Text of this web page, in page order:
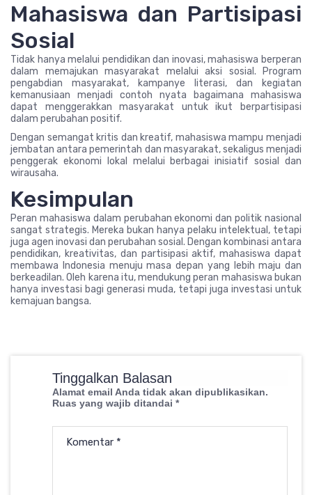
Mahasiswa dan Partisipasi
Sosial
Tidak hanya melalui pendidikan dan inovasi, mahasiswa berperan
dalam memajukan masyarakat melalui aksi sosial. Program
pengabdian masyarakat, kampanye literasi, dan kegiatan
kemanusiaan menjadi contoh nyata bagaimana mahasiswa
dapat menggerakkan masyarakat untuk ikut berpartisipasi
dalam perubahan positif.
Dengan semangat kritis dan kreatif, mahasiswa mampu menjadi
jembatan antara pemerintah dan masyarakat, sekaligus menjadi
penggerak ekonomi lokal melalui berbagai inisiatif sosial dan
wirausaha.
Kesimpulan
Peran mahasiswa dalam perubahan ekonomi dan politik nasional
sangat strategis. Mereka bukan hanya pelaku intelektual, tetapi
juga agen inovasi dan perubahan sosial. Dengan kombinasi antara
pendidikan, kreativitas, dan partisipasi aktif, mahasiswa dapat
membawa Indonesia menuju masa depan yang lebih maju dan
berkeadilan. Oleh karena itu, mendukung peran mahasiswa bukan
hanya investasi bagi generasi muda, tetapi juga investasi untuk
kemajuan bangsa.
Tinggalkan Balasan
Alamat email Anda tidak akan dipublikasikan.
Ruas yang wajib ditandai *
Komentar *